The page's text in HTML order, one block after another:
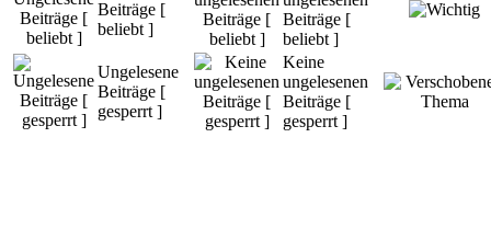
Beiträge [
beliebt ]
Beiträge [
beliebt ]
Ungelesene
Beiträge [
gesperrt ]
Keine
ungelesenen
Beiträge [
gesperrt ]